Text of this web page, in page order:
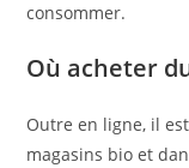
consommer.
Où acheter
Outre en ligne, il
magasins bio et